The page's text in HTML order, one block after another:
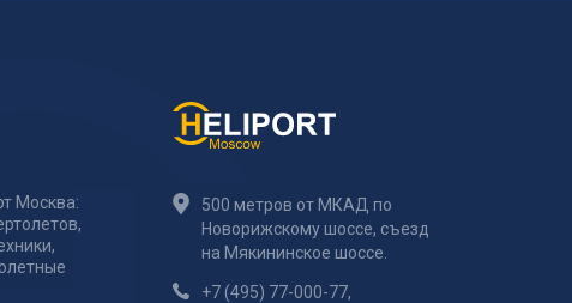
Москва:
500 метров от МКАД по
Новорижскому шоссе, съезд
на Мякининское шоссе.
+7 (495) 77-000-77,